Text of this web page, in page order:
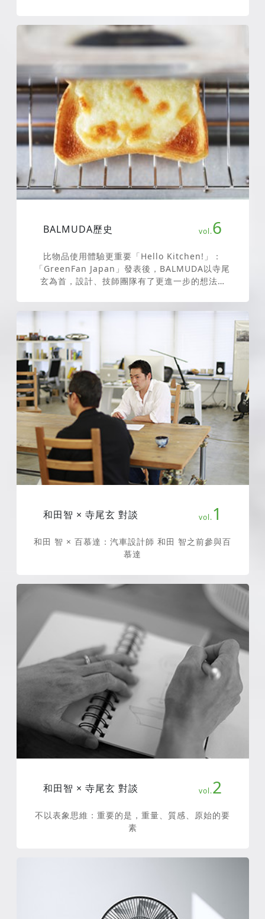
BALMUDA歷史 6
比物品使用體驗更重要「Hello Kitchen!」：
「GreenFan Japan」發表後，BALMUDA以寺尾
玄為首，設計、技師團隊有了更進一步的想法…
和田智 × 寺尾玄 對談 1
和田 智 × 百慕達：汽車設計師 和田 智之前參與百
慕達
和田智 × 寺尾玄 對談 2
不以表象思維：重要的是，重量、質感、原始的要
素